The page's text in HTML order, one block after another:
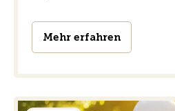
Mehr erfahren